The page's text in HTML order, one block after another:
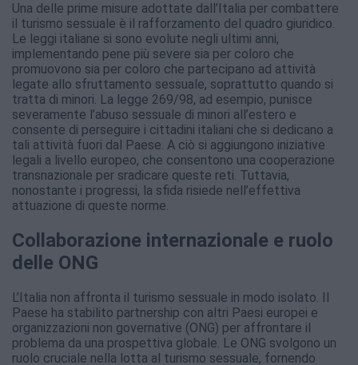
Una delle prime misure adottate dall’Italia per combattere
il turismo sessuale è il rafforzamento del quadro giuridico.
Le leggi italiane si sono evolute negli ultimi anni,
implementando pene più severe sia per coloro che
promuovono sia per coloro che partecipano ad attività
legate allo sfruttamento sessuale, soprattutto quando si
tratta di minori. La legge 269/98, ad esempio, punisce
severamente l’abuso sessuale di minori all’estero e
consente di perseguire i cittadini italiani che si dedicano a
tali attività fuori dal Paese. A ciò si aggiungono iniziative
legali a livello europeo, che consentono una cooperazione
transnazionale per sradicare queste reti. Tuttavia,
nonostante i progressi, la sfida risiede nell’effettiva
attuazione di queste norme.
Collaborazione internazionale e ruolo
delle ONG
L’Italia non affronta il turismo sessuale in modo isolato. Il
Paese ha stabilito partnership con altri Paesi europei e
organizzazioni non governative (ONG) per affrontare il
problema da una prospettiva globale. Le ONG svolgono un
ruolo cruciale nella lotta al turismo sessuale, fornendo